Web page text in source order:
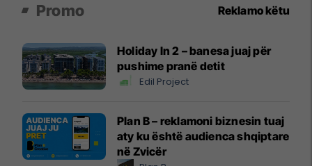
Promo Reklamo këtu
Holiday In 2 – banesa juaj për
pushime pranë detit
Edil Project
Plan B – reklamoni biznesin tuaj
aty ku është audienca shqiptare
në Zvicër